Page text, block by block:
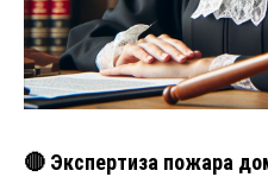
🔴 Экспертиза пожара